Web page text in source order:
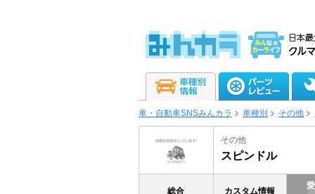
車・自動車SNSみんカラ 車種別 その他
その他
スピンドル
総合 カスタム情報